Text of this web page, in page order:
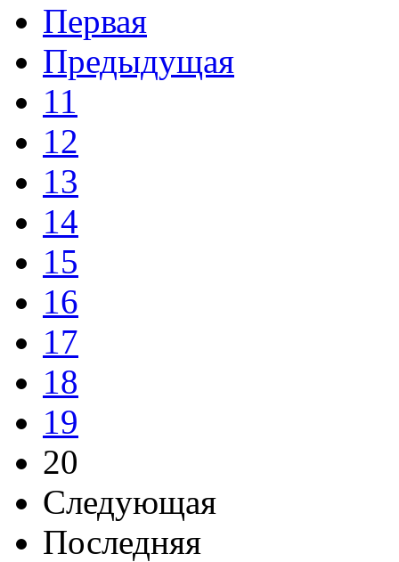
Первая
Предыдущая
11
12
13
14
15
16
17
18
19
20
Следующая
Последняя